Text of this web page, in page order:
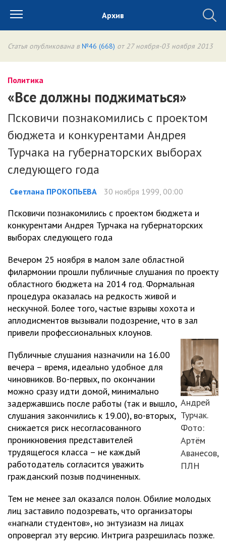
Архив
Статья опубликована в №46 (668) от 27 ноября-03 ноября 2013
Политика
«Все должны поджиматься»
Псковичи познакомились с проектом
бюджета и конкурентами Андрея
Турчака на губернаторских выборах
следующего года
Светлана ПРОКОПЬЕВА 30 ноября 1999, 00:00
Псковичи познакомились с проектом бюджета и
конкурентами Андрея Турчака на губернаторских
выборах следующего года
Вечером 25 ноября в малом зале областной
филармонии прошли публичные слушания по проекту
областного бюджета на 2014 год. Формальная
процедура оказалась на редкость живой и
нескучной. Более того, частые взрывы хохота и
аплодисментов вызывали подозрение, что в зал
привели профессиональных клоунов.
Андрей
Турчак.
Фото:
Артём
Аванесов,
ПЛН
Публичные слушания назначили на 16.00
вечера – время, идеально удобное для
чиновников. Во-первых, по окончании
можно сразу идти домой, минимально
задержавшись после работы (так и вышло,
слушания закончились к 19.00), во-вторых,
снижается риск несогласованного
проникновения представителей
трудящегося класса – не каждый
работодатель согласится уважить
гражданский позыв подчиненных.
Тем не менее зал оказался полон. Обилие молодых
лиц заставило подозревать, что организаторы
«нагнали студентов», но энтузиазм на лицах
опровергал эту версию. Интрига разрешилась позже.